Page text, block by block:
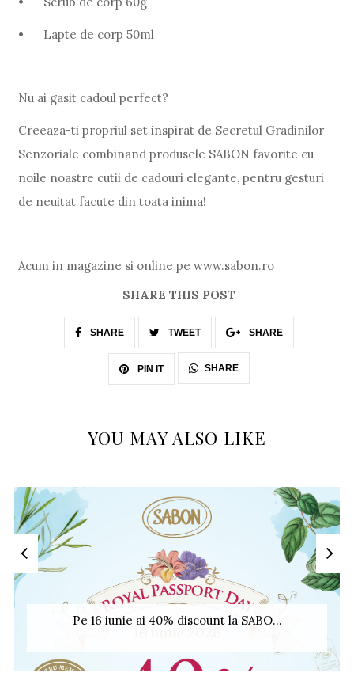
• Lapte de corp 50ml
Nu ai gasit cadoul perfect?
Creeaza-ti propriul set inspirat de Secretul Gradinilor
Senzoriale combinand produsele SABON favorite cu
noile noastre cutii de cadouri elegante, pentru gesturi
de neuitat facute din toata inima!
Acum in magazine si online pe www.sabon.ro
SHARE THIS POST
SHARE TWEET SHARE
PIN IT SHARE
YOU MAY ALSO LIKE
Pe 16 iunie ai 40% discount la SABO...